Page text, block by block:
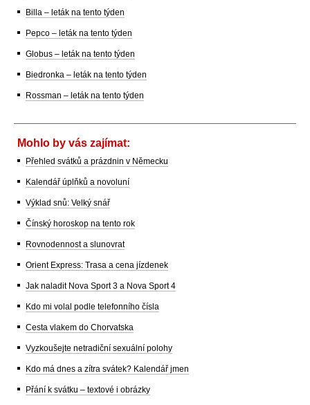
Billa – leták na tento týden
Pepco – leták na tento týden
Globus – leták na tento týden
Biedronka – leták na tento týden
Rossman – leták na tento týden
Mohlo by vás zajímat:
Přehled svátků a prázdnin v Německu
Kalendář úplňků a novoluní
Výklad snů: Velký snář
Čínský horoskop na tento rok
Rovnodennost a slunovrat
Orient Express: Trasa a cena jízdenek
Jak naladit Nova Sport 3 a Nova Sport 4
Kdo mi volal podle telefonního čísla
Cesta vlakem do Chorvatska
Vyzkoušejte netradiční sexuální polohy
Kdo má dnes a zítra svátek? Kalendář jmen
Přání k svátku – textové i obrázky